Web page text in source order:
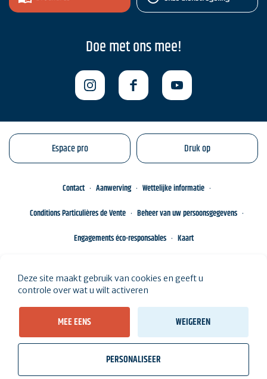
Doe met ons mee!
Espace pro Druk op
Contact Aanwerving
Wettelijke informatie
Conditions Particulières de Vente
Beheer van uw persoonsgegevens
Engagements éco-responsables
Kaart
Deze site maakt gebruik van cookies en geeft u
controle over wat u wilt activeren
MEE EENS WEIGEREN
PERSONALISEER